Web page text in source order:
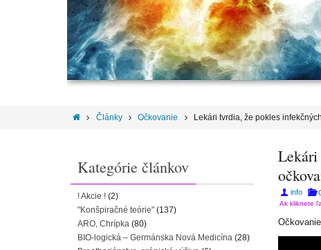
Články Očkovanie Lekári tvrdia, že pokles
Lekári
info
Ak kliknete
Kategórie článkov
! Akcie ! (2)
"Konšpiračné teórie" (137)
ARO, Chrípka (80)
BIO-logická – Germánska Nová Medicína (28)